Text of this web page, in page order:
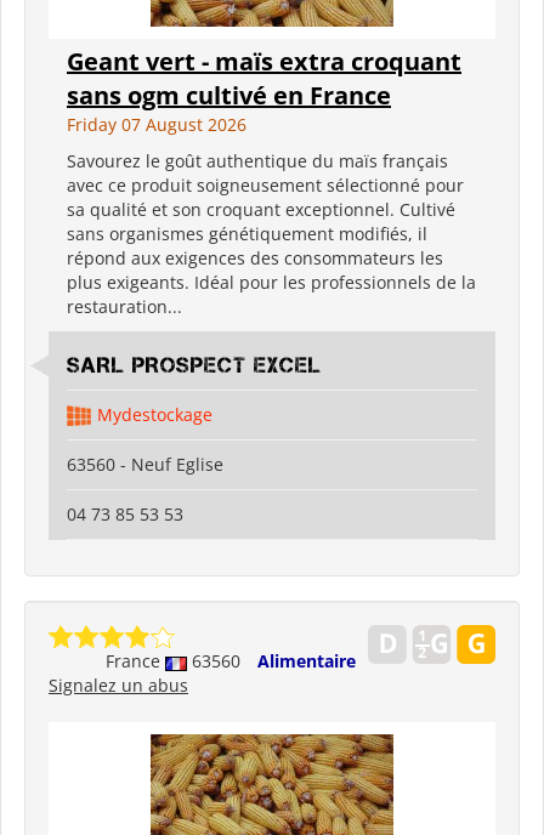
Geant vert - maïs extra croquant
sans ogm cultivé en France
Friday 07 August 2026
Savourez le goût authentique du maïs français
avec ce produit soigneusement sélectionné pour
sa qualité et son croquant exceptionnel. Cultivé
sans organismes génétiquement modifiés, il
répond aux exigences des consommateurs les
plus exigeants. Idéal pour les professionnels de la
restauration...
SARL PROSPECT EXCEL
Mydestockage
63560 - Neuf Eglise
04 73 85 53 53
France 63560
Alimentaire
Signalez un abus